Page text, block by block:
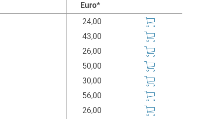
Euro*
Preis
Kaufen
24,00
43,00
26,00
50,00
30,00
56,00
26,00